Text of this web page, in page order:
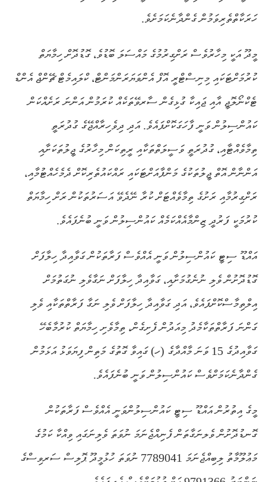
ހަރަކާތްތެރިވަމުން ގެންދާނެކަމަށެވެ.
މީދޫ އަކީ މިހާރުވެސް ރަށްގިރުމުގެ މައްސަލަ ބޮޑުވެ، ގޮޑުދޮށް ހިމާޔަތް
ކުރުމަށްޓަކައި މިނިސްޓްރީ އޮފް އެންވަޔަރަންމަންޓް، ކްލައިމެޓް ޗޭންޖް އެންޑް
ޓެކްނޯލޮޖީ އާއި ޖައިކާ ގުޅިގެން ސާރވޭތަކެއް ކުރަމުން އަންނަ ރަށެއްކަން
ކައުންސިލުން ވަނީ ފާހަގަކޮށްފައެވެ. އަދި ދިވެހިރާއްޖޭގެ ގުދުރަތީ
ތިމާވެއްޓާއި، ގުދުރަތީ ވަސީލަތްތަކާއި ރީތިކަން މިހާރުގެ ޖީލުތަކަށާއި
އަންނާން އޮތް ޖީލުތަކުގެ މަންފާއަށްޓަކައި ރައްކައުތެރިކޮށް ދެމެހެއްޓުމާއި،
ރަށްގިރުމާއި ރަށުގެ ތިމާވެއްޓަށް ކުރާ ނޭދެވޭ އަސަރުތަކުން ރަށް ހިމާޔަތް
ކުރުމަކީ ފަރުދީ ޒިންމާއެއްކަމެއް ކައުންސިލުން ވަނީ ބުނެފައެވެ.
އައްޑޫ ސިޓީ ކައުންސިލުން ވަނީ އެއްވެސް ފަރާތަކުން ގަވާއިދާ ހިލާފަށް
ގޮޑުދޮށުން ވެލި ނުނެގުމަށާއި، ގަވާއިދާ ހިލާފަށް ނަގާވެލި ނުގަތުމަށް
އިލްތިމާސްކޮށްފައެވެ، އަދި ގަވާއިދާ ހިލާފަށް ވެލި ނަގާ ފަރާތްތަކާއި ވެލި
ގަންނަ ފަރާތްތަކާމެދު މިއަދުން ފެށިގެން، ތިމާވެށި ހިމާޔަތް ކުރުމާބެހޭ
ގަވާއިދުގެ 15 ވަނަ މާއްދާގެ (ހ) ގައިވާ ގޮތުގެ މަތިން ފިޔަވަޅު އަޅަމުން
ގެންދާނެކަމަށްވެސް ކައުންސިލުން ވަނީ ބުނެފައެވެ.
މީގެ އިތުރުން އައްޑޫ ސިޓީ ކައުންސިލުންވަނީ އެއްވެސް ފަރާތަކުން
ގޮނޑުދޮށުން ވެލނަގާތަން ފެނިއްޖެނަމަ ނުވަތަ ވެލިނަގައި ވިއްކާ ކަމުގެ
މަޢުލޫމާތު ލިބިއްޖެނަމަ 7789041 ނުވަތަ ހުޅުމީދޫ ޕޮލިސް ސަރވިސްގެ